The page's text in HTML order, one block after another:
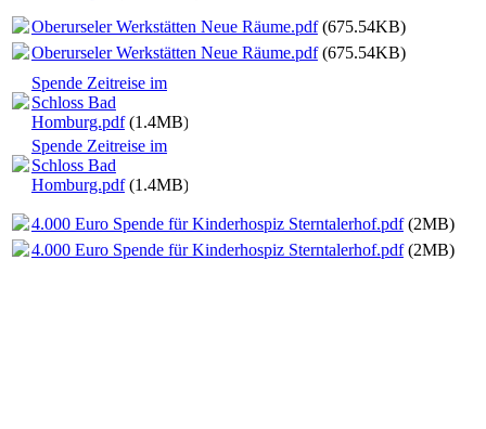
Oberurseler Werkstätten Neue Räume.pdf(675.54KB)
Oberurseler Werkstätten Neue Räume.pdf(675.54KB)
Spende Zeitreise im
Schloss Bad
Homburg.pdf(1.4MB)
Spende Zeitreise im
Schloss Bad
Homburg.pdf(1.4MB)
4.000 Euro Spende für Kinderhospiz Sterntalerhof.pdf(2MB)
4.000 Euro Spende für Kinderhospiz Sterntalerhof.pdf(2MB)